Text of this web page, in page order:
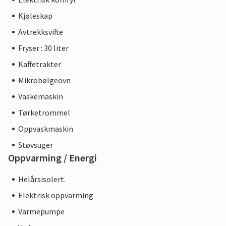
Kjøleskap
Avtrekksvifte
Fryser : 30 liter
Kaffetrakter
Mikrobølgeovn
Vaskemaskin
Tørketrommel
Oppvaskmaskin
Støvsuger
Oppvarming / Energi
Helårsisolert.
Elektrisk oppvarming
Varmepumpe